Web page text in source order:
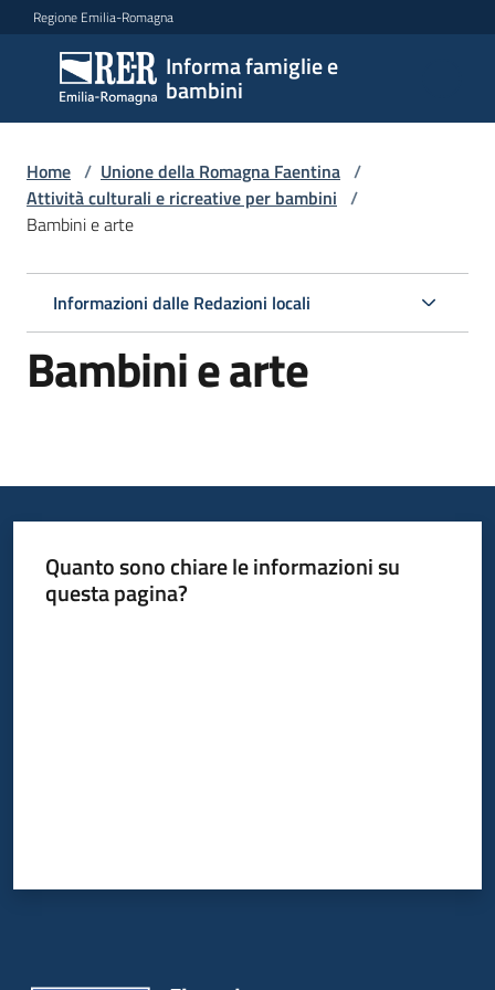
Vai al contenuto
Vai alla navigazione
Vai al footer
Regione Emilia-Romagna
Informa famiglie e
bambini
Informa
famiglie
e
bambini
famiglie
Informazioni
locali
Home / Unione della Romagna Faentina /
Attività culturali e ricreative per bambini /
Bambini e arte
Informazioni dalle Redazioni locali
Bambini e arte
Quanto sono chiare le informazioni su
questa pagina?